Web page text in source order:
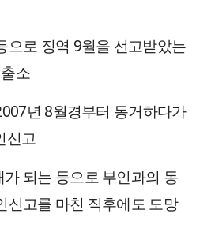
으로 징역 9월을 선고받았는
소
년 8월경부터 동거하다가
신고
되는 등으로 부인과의 동
신고를 마친 직후에도 도망